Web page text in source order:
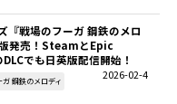
『戦場のフーガ 鋼鉄のメロ
発売！SteamとEpic
でも日英版配信開始！
2026-02-4
鋼鉄のメロディ